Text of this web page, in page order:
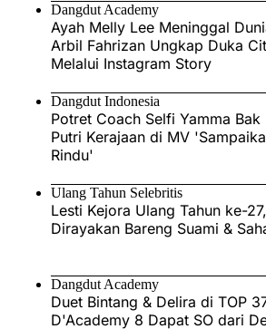
Dangdut Academy
Ayah Melly Lee Meninggal
Arbil Fahrizan Ungkap Duka
Melalui Instagram Story
Dangdut Indonesia
Potret Coach Selfi Yamma Bak
Putri Kerajaan di MV
Rindu'
Ulang Tahun Selebritis
Lesti Kejora Ulang Tahun ke-27,
Dirayakan Bareng Suami &
Dangdut Academy
Duet Bintang & Delira di TOP
D'Academy 8 Dapat SO dari